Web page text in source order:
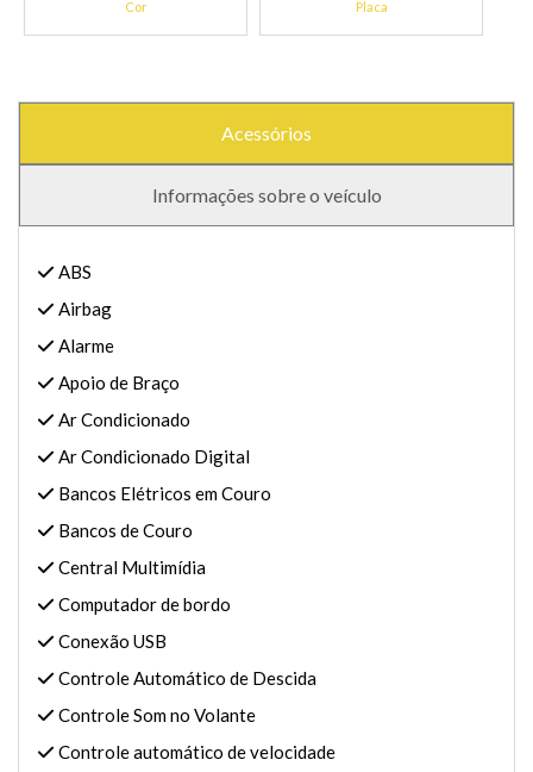
Cor Placa
Acessórios
Informações sobre o veículo
ABS
Airbag
Alarme
Apoio de Braço
Ar Condicionado
Ar Condicionado Digital
Bancos Elétricos em Couro
Bancos de Couro
Central Multimídia
Computador de bordo
Conexão USB
Controle Automático de Descida
Controle Som no Volante
Controle automático de velocidade